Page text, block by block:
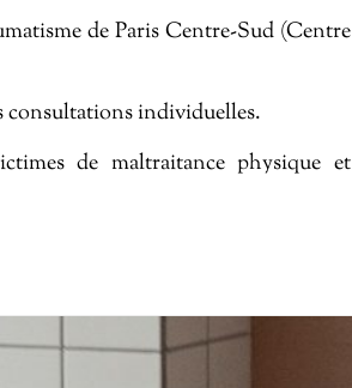
de Paris Centre-Sud (Centre
consultations individuelles.
de maltraitance physique et